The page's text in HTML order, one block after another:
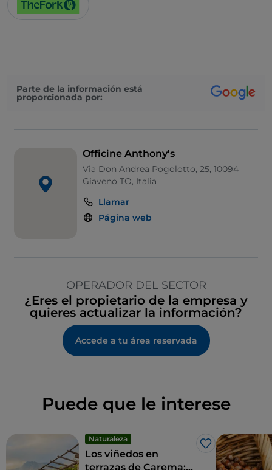
Parte de la información está
proporcionada por:
Officine Anthony's
Via Don Andrea Pogolotto, 25, 10094
Giaveno TO, Italia
Llamar
Página web
OPERADOR DEL SECTOR
¿Eres el propietario de la empresa y
quieres actualizar la información?
Accede a tu área reservada
Puede que le interese
Naturaleza
Me gusta
Los viñedos en
terrazas de Carema: